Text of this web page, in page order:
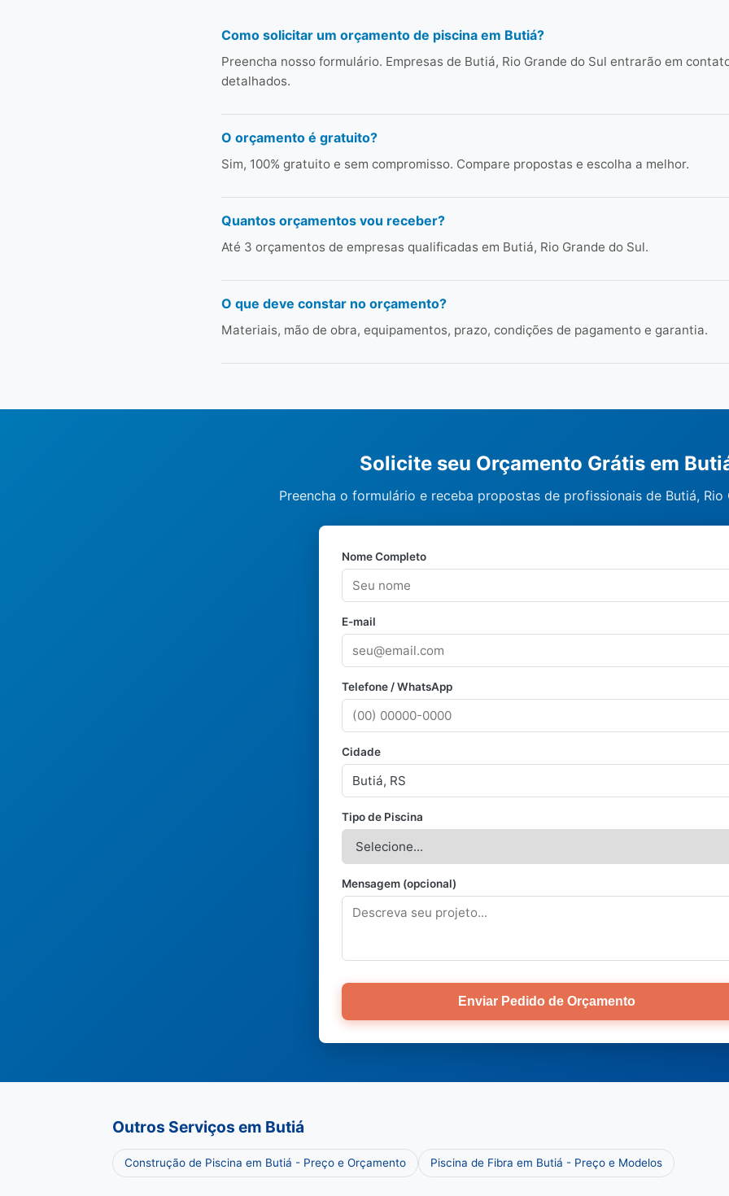
Como solicitar um orçamento de piscina em Butiá?
Preencha nosso formulário. Empresas de Butiá, Rio Grande do Sul entrarão em
detalhados.
O orçamento é gratuito?
Sim, 100% gratuito e sem compromisso. Compare propostas e escolha a melhor.
Quantos orçamentos vou receber?
Até 3 orçamentos de empresas qualificadas em Butiá, Rio Grande do Sul.
O que deve constar no orçamento?
Materiais, mão de obra, equipamentos, prazo, condições de pagamento e garantia.
Solicite seu Orçamento Grátis em
Preencha o formulário e receba propostas de profissionais de Butiá, Rio
Nome Completo
E-mail
Telefone / WhatsApp
Cidade
Tipo de Piscina
Mensagem (opcional)
Enviar Pedido de Orçamento
Outros Serviços em Butiá
Construção de Piscina em Butiá - Preço e Orçamento Piscina de Fibra em Butiá - Preço e Modelos